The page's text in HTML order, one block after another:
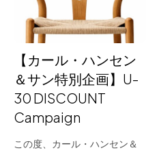
【カール・ハンセン
＆サン特別企画】U-
30 DISCOUNT
Campaign
この度、カール・ハンセン＆